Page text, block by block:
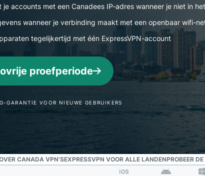
je accounts met een Canadees IP-adres wanneer je niet in
wanneer je verbinding maakt met een openbaar wifi-
tegelijkertijd met één ExpressVPN-account
proefperiode
GARANTIE VOOR NIEUWE GEBRUIKERS
CANADA VPN'SEXPRESSVPN VOOR ALLE LANDENPROBEER